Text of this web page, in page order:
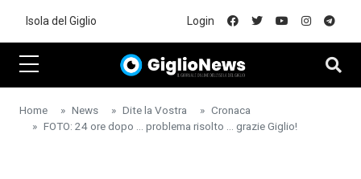
Isola del Giglio Login
Home News Dite la Vostra
Cronaca
FOTO: 24 ore dopo ... problema risolto ... grazie Giglio!